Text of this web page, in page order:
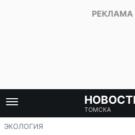
ТОМСКА
ЭКОЛОГИЯ